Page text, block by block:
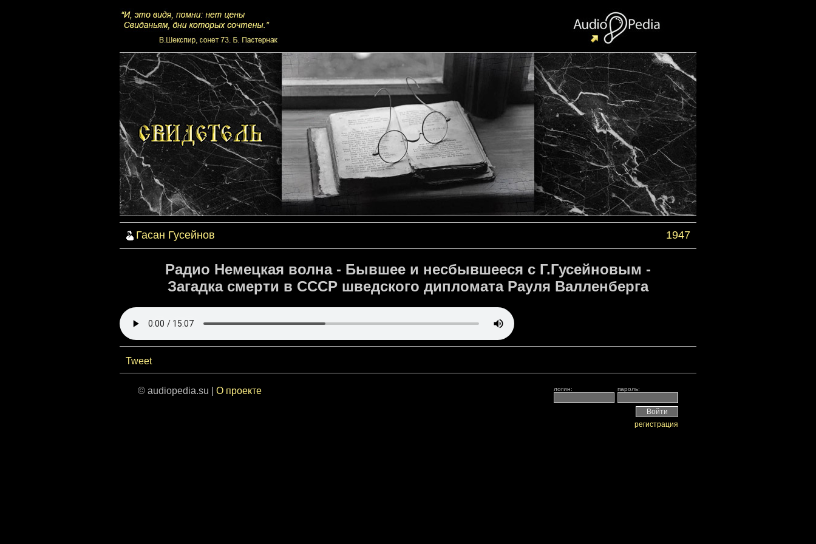
Гасан Гусейнов 1947
Радио Немецкая волна - Бывшее и несбывшееся с Г.Гусейновым -
Загадка смерти в СССР шведского дипломата Рауля Валленберга
Tweet
© audiopedia.su | О проекте пароль:
логин:
регистрация